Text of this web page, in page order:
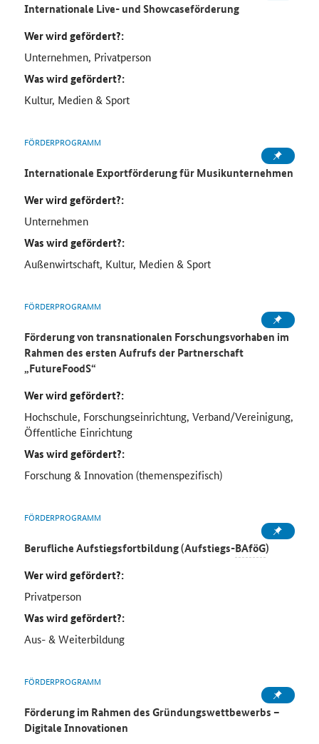
Internationale Live- und Showcaseförderung
Wer wird gefördert?:
Unternehmen, Privatperson
Was wird gefördert?:
Kultur, Medien & Sport
FÖRDERPROGRAMM
Internationale Exportförderung für Musikunternehmen
Wer wird gefördert?:
Unternehmen
Was wird gefördert?:
Außenwirtschaft, Kultur, Medien & Sport
FÖRDERPROGRAMM
Förderung von transnationalen Forschungsvorhaben im
Rahmen des ersten Aufrufs der Partnerschaft
„FutureFoodS“
Wer wird gefördert?:
Hochschule, Forschungseinrichtung, Verband/Vereinigung,
Öffentliche Einrichtung
Was wird gefördert?:
Forschung & Innovation (themenspezifisch)
FÖRDERPROGRAMM
Berufliche Aufstiegsfortbildung (Aufstiegs-BAföG)
Wer wird gefördert?:
Privatperson
Was wird gefördert?:
Aus- & Weiterbildung
FÖRDERPROGRAMM
Förderung im Rahmen des Gründungswettbewerbs –
Digitale Innovationen